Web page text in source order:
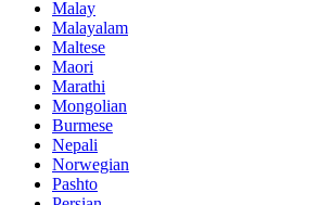
Malay
Malayalam
Maltese
Maori
Marathi
Mongolian
Burmese
Nepali
Norwegian
Pashto